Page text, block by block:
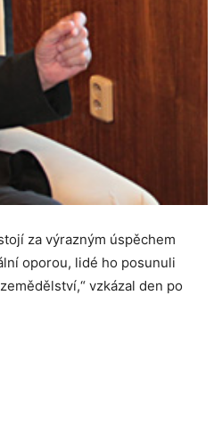
za výrazným úspěchem
oporou, lidé ho posunuli
vzkázal den po